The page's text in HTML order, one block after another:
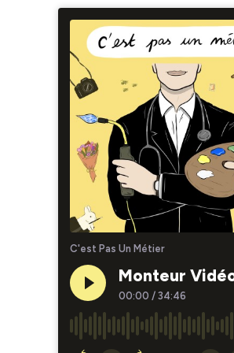
C'est Pas Un Métier
Monteur
00:00 / 34:46